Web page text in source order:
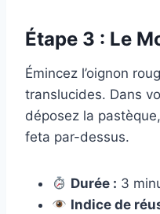
Étape 3 : Le
Émincez l’oignon
translucides. Dans
déposez la
feta par-dessus.
Durée : 3
Indice de